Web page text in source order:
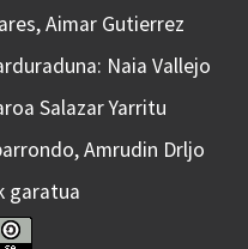
Aimar Gutierrez
Naia Vallejo
Salazar Yarritu
Amrudin Drljo
garatua